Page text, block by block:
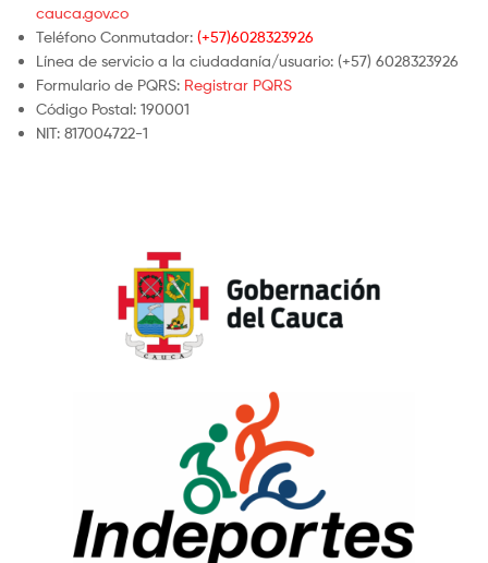
cauca.gov.co
Teléfono Conmutador: (+57)6028323926
Línea de servicio a la ciudadanía/usuario: (+57) 6028323926
Formulario de PQRS: Registrar PQRS
Código Postal: 190001
NIT: 817004722-1